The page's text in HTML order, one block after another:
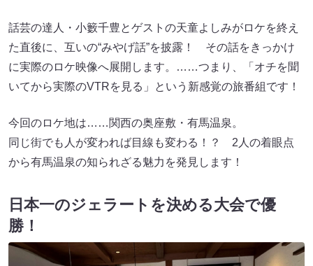
話芸の達人・小籔千豊とゲストの天童よしみがロケを終え
た直後に、互いの“みやげ話”を披露！ その話をきっかけ
に実際のロケ映像へ展開します。……つまり、「オチを聞
いてから実際のVTRを見る」という新感覚の旅番組です！
今回のロケ地は……関西の奥座敷・有馬温泉。
同じ街でも人が変われば目線も変わる！？ 2人の着眼点
から有馬温泉の知られざる魅力を発見します！
日本一のジェラートを決める大会で優
勝！